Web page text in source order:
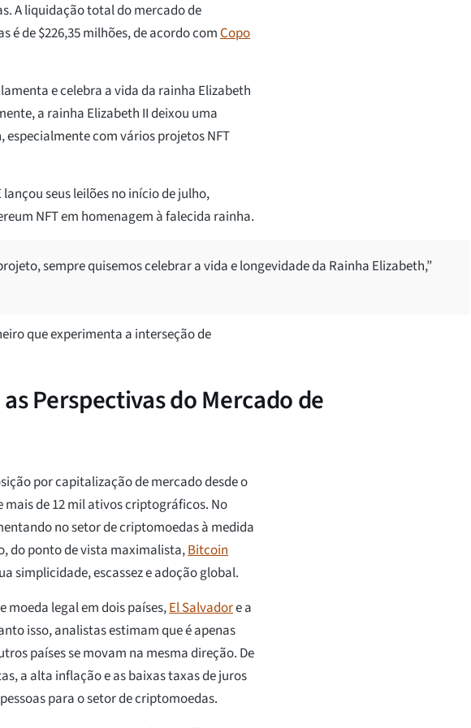
A liquidação total do mercado de
é de $226,35 milhões, de acordo comCopo
e celebra a vida da rainha Elizabeth
a rainha Elizabeth II deixou uma
com vários projetos NFT
seus leilões no início de julho,
NFT em homenagem à falecida rainha.
sempre quisemos celebrar a vida e longevidade da Rainha Elizabeth,”
que experimenta a interseção de
Perspectivas do Mercado de
por capitalização de mercado desde o
mais de 12 mil ativos criptográficos. No
no setor de criptomoedas à medida
do ponto de vista maximalista,Bitcoin
simplicidade, escassez e adoção global.
moeda legal em dois países,El Salvadore a
isso, analistas estimam que é apenas
países se movam na mesma direção. De
a alta inflação e as baixas taxas de juros
para o setor de criptomoedas.